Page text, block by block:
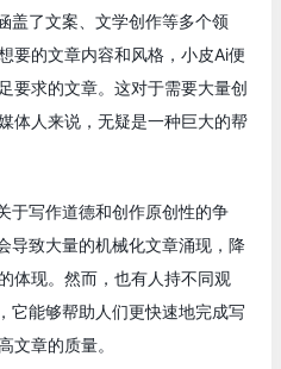
盖了文案、文学创作等多个领
要的文章内容和风格，小皮Ai便
要求的文章。这对于需要大量创
体人来说，无疑是一种巨大的帮
于写作道德和创作原创性的争
导致大量的机械化文章涌现，降
体现。然而，也有人持不同观
它能够帮助人们更快速地完成写
文章的质量。